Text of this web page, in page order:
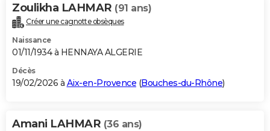
Bricolage
Lifestyle
Culture
Sport
Auto
Television
Voyage
Cinema
Zoulikha LAHMAR (91 ans)
Créer une cagnotte obsèques
Naissance
01/11/1934 à HENNAYA ALGERIE
Décès
19/02/2026 à Aix-en-Provence (Bouches-du-Rhône)
Amani LAHMAR (36 ans)